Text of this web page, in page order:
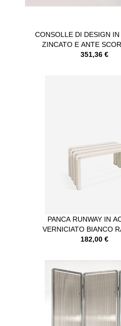
CONSOLLE DI DESIGN
ZINCATO E ANTE
351,36 €
PANCA RUNWAY IN
VERNICIATO BIANCO
182,00 €